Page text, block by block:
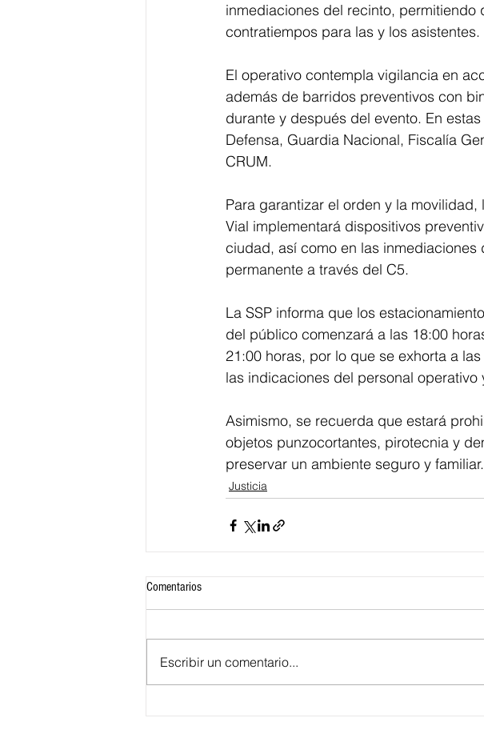
inmediaciones del recinto,
contratiempos para las y los asistentes.
El operativo contempla vigilancia en
además de barridos preventivos con
durante y después del evento. En
Defensa, Guardia Nacional, Fiscalía
CRUM.
Para garantizar el orden y la
Vial implementará dispositivos
ciudad, así como en las
permanente a través del C5.
La SSP informa que los
del público comenzará a las 18:00
21:00 horas, por lo que se exhorta a
las indicaciones del personal operativo
Asimismo, se recuerda que estará
objetos punzocortantes, pirotecnia y
preservar un ambiente seguro y familiar.
Justicia
Comentarios
Escribir un comentario...